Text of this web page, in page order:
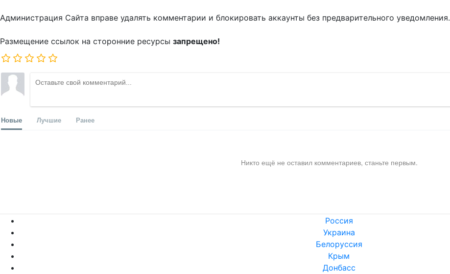
Администрация Сайта вправе удалять комментарии и блокировать аккаунты без предварительного уведомления.
Размещение ссылок на сторонние ресурсы запрещено!
Новые Лучшие Ранее
Никто ещё не оставил комментариев, станьте первым.
Россия
Украина
Белоруссия
Крым
Донбасс